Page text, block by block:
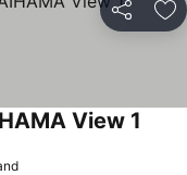
แชร์ เ
View 1